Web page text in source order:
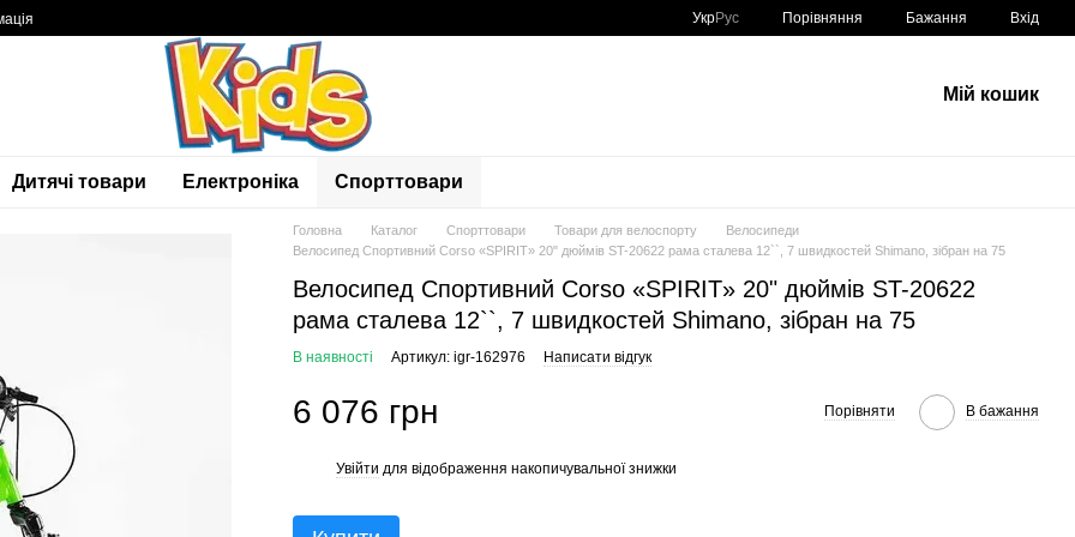
УкрРус Порівняння Бажання Вхід
Мій кошик
Дитячі товари Електроніка Спорттовари
Головна Каталог Спорттовари Товари для велоспорту
Велосипеди
Велосипед Спортивний Corso «SPIRIT» 20" дюймів ST-20622 рама сталева 12``, 7 швидкостей Shimano, зібран на 75
Велосипед Спортивний Corso «SPIRIT» 20" дюймів ST-20622
рама сталева 12``, 7 швидкостей Shimano, зібран на 75
В наявності Артикул: igr-162976 Написати відгук
6 076 грн Порівняти В бажання
Увійти для відображення накопичувальної знижки